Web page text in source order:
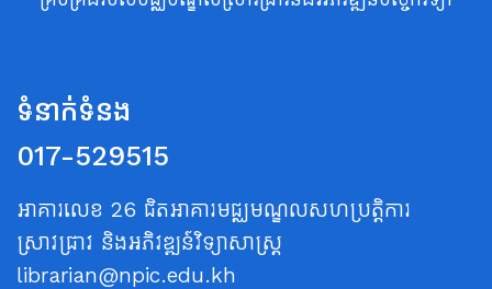
ទំនាក់ទំនង
017-529515
អាគារលេខ 26 ជិតអាគារមជ្ឈមណ្ឌលសហប្រត្តិការ
ស្រាវជ្រាវ និងអភិវឌ្ឍន៍វិទ្យាសាស្ត្រ
librarian@npic.edu.kh